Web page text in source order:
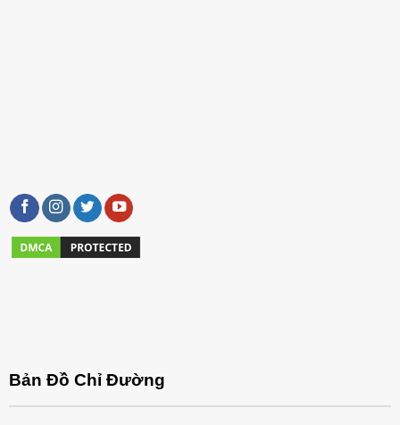
Bản Đồ Chỉ Đường